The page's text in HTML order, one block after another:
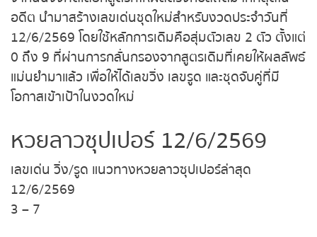
หวยหุ้นไทย เย็น
หวยหุ้นเกาหลี
หวยหุ้นนิเคอิ เช้า
หวยหุ้นนิเคอิ บ่าย
หวยหุ้นฮั่งเส็ง เช้า
หวยหุ้นฮั่งเส็ง บ่าย
จากนั้นจึงคัดเลือกสูตรที่ให้ผลตรงกับสถิติมากที่สุดใน
อดีต นำมาสร้างเลขเด่นชุดใหม่สำหรับงวดประจำวันที่
12/6/2569 โดยใช้หลักการเดิมคือสุ่มตัวเลข 2 ตัว
ตั้งแต่ 0 ถึง 9 ที่ผ่านการกลั่นกรองจากสูตรเดิมที่เคย
ให้ผลลัพธ์แม่นยำมาแล้ว เพื่อให้ได้เลขวิ่ง เลขรูด และชุด
หวยลาวซุปเปอร์ 12/6/2569
เลขเด่น วิ่ง/รูด แนวทางหวยลาวซุปเปอร์ล่าสุด
12/6/2569